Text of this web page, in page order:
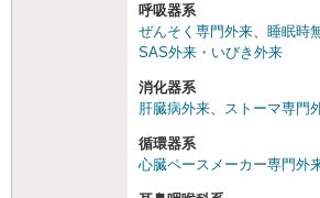
呼吸器系
ぜんそく専門外来
睡眠時
SAS外来・いびき外来
消化器系
肝臓病外来
ストーマ専門
循環器系
心臓ペースメーカー専門外